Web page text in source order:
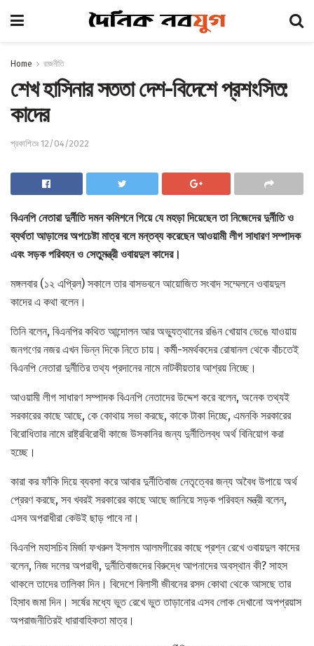
Home রাজনীতি
শেখ হাসিনার সততা দেশ-বিদেশে প্রশংসিত:
কাদের
প্রকাশিতঃ 12/04/2022
বিএনপি নেতারা দুর্নীতি দমন কমিশনে গিয়ে যে মহড়া দিয়েছেন তা নিজেদের দুর্নীতি ও
ব্যর্থতা আড়ালের অপচেষ্টা মাত্র বলে মন্তব্য করেছেন আওয়ামী লীগ সাধারণ সম্পাদক
এবং সড়ক পরিবহন ও সেতুমন্ত্রী ওবায়দুল কাদের।
মঙ্গলবার (১২ এপ্রিল) সকালে তার বাসভবনে আয়োজিত সংবাদ সম্মেলনে ওবায়দুল
কাদের এ কথা বলেন।
তিনি বলেন, বিএনপির কথিত আন্দোলন আর অভ্যুত্থানের রঙিন খোয়াব ভেঙে যাওয়ায়
জনগণের নজর এখন ভিন্ন দিকে নিতে চায়। কর্মী-সমর্থকদের রোষানল থেকে বাঁচতেই
বিএনপি নেতারা দুর্নীতির তথ্য প্রদানের নামে নাটকীয়তার আশ্রয় নিচ্ছে।
আওয়ামী লীগ সাধারণ সম্পাদক বিএনপি নেতাদের উদ্দেশ করে বলেন, অনেক তথ্যই
সরকারের কাছে আছে, কে কোথায় সভা করছে, কাকে টাকা দিচ্ছে, এমনকি সরকারের
বিরোধিতার নামে রাষ্ট্রবিরোধী কাজে উসকানির জন্য দুর্নীতিলব্ধ অর্থ বিনিয়োগ করা
হচ্ছে।
কারা কর ফাঁকি দিয়ে ব্যবসা করে আবার দুর্নীতিবাজ নেতৃত্বের জন্য অবৈধ উপায়ে অর্থ
প্রেরণ করছে, সব খবরই সরকারের কাছে আছে জানিয়ে সড়ক পরিবহন মন্ত্রী বলেন,
এসব অপরাধীরা কেউই ছাড় পাবে না।
বিএনপি মহাসচিব মির্জা ফখরুল ইসলাম আলমগীরের কাছে প্রশ্ন রেখে ওবায়দুল কাদের
বলেন, নিজ দলের অপরাধী, দুর্নীতিবাজদের বিরুদ্ধে আপনাদের অবস্থান কী? সাহস
থাকলে তাদের তালিকা দিন। বিদেশে বিলাসী জীবনের রসদ কোথা থেকে আসছে তার
হিসাব জমা দিন। সর্ষের মধ্যে ভুত রেখে ভুত তাড়ানোর এসব লোক দেখানো অপপ্রয়াস
অপরাজনীতিরই ধারাবাহিকতা মাত্র।